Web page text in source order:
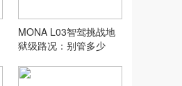
MONA L03智驾挑战地
狱级路况：别管多少
驾